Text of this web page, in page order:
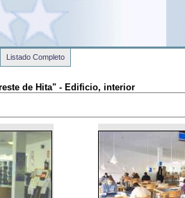
de Hita" - Edificio, interior
Listado Completo